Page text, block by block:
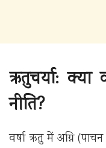
‎ऋतुचर्या:
नीति?
‎वर्षा ऋतु में अग्नि